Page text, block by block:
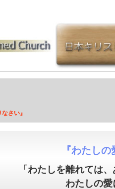
さい』
『わたしの
「わたしを離れては
わたしの